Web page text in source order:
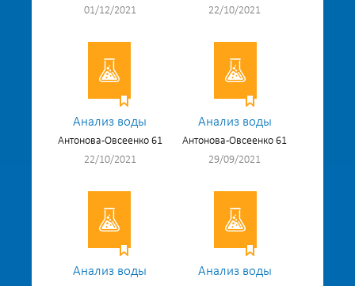
01/12/2021
22/10/2021
Анализ воды
Антонова-Овсеенко 61
22/10/2021
Анализ воды
Антонова-Овсеенко 61
29/09/2021
Анализ воды Анализ воды